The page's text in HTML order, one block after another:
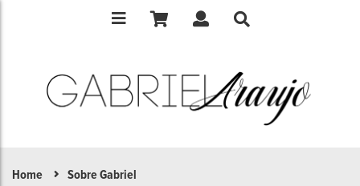
Home Sobre Gabriel